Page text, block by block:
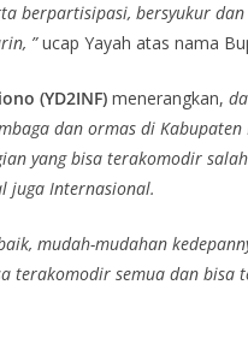
berpartisipasi, bersyukur
”ucap Yayah atas nama
(YD2INF) menerangkan,
dan ormas di Kabupaten
yang bisa terakomodir
juga Internasional.
mudah-mudahan
semua dan bisa